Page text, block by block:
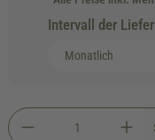
Intervall der